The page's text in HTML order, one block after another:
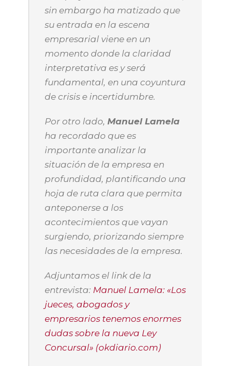
sin embargo ha matizado que
su entrada en la escena
empresarial viene en un
momento donde la claridad
interpretativa es y será
fundamental, en una coyuntura
de crisis e incertidumbre.
Por otro lado, Manuel Lamela
ha recordado que es
importante analizar la
situación de la empresa en
profundidad, plantificando una
hoja de ruta clara que permita
anteponerse a los
acontecimientos que vayan
surgiendo, priorizando siempre
las necesidades de la empresa.
Adjuntamos el link de la
entrevista: Manuel Lamela: «Los
jueces, abogados y
empresarios tenemos enormes
dudas sobre la nueva Ley
Concursal» (okdiario.com)